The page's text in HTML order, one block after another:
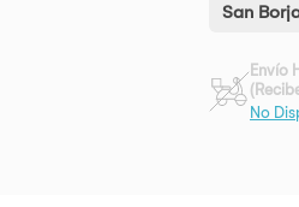
San
Envío
No